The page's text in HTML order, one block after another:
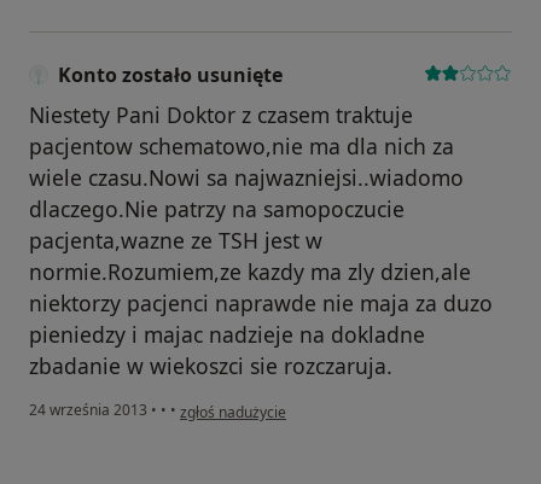
Konto zostało usunięte
Niestety Pani Doktor z czasem traktuje
pacjentow schematowo,nie ma dla nich za
wiele czasu.Nowi sa najwazniejsi..wiadomo
dlaczego.Nie patrzy na samopoczucie
pacjenta,wazne ze TSH jest w
normie.Rozumiem,ze kazdy ma zly dzien,ale
niektorzy pacjenci naprawde nie maja za duzo
pieniedzy i majac nadzieje na dokladne
zbadanie w wiekoszci sie rozczaruja.
24 września 2013 • • • w opinii użytkownika Konto zostało usunięte
zgłoś nadużycie